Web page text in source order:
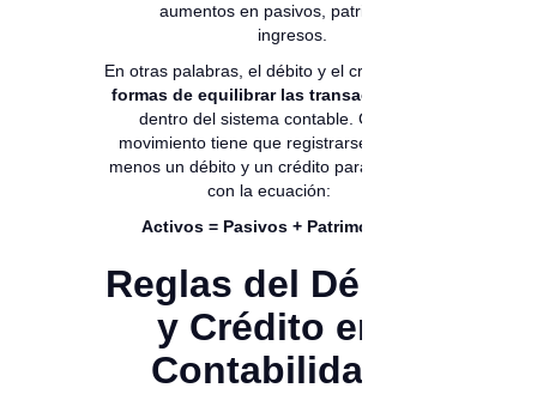
aumentos en pasivos, patrimonio e
ingresos.
En otras palabras, el débito y el crédito son
formas de equilibrar las transacciones
dentro del sistema contable. Cada
movimiento tiene que registrarse con al
menos un débito y un crédito para cumplir
con la ecuación:
Activos = Pasivos + Patrimonio
Reglas del Débito
y Crédito en
Contabilidad